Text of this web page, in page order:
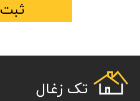
ثبت
تک زغال